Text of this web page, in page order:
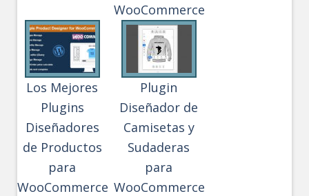
WooCommerce
Los Mejores
Plugins
Diseñadores
de Productos
para
WooCommerce
Plugin
Diseñador de
Camisetas y
Sudaderas
para
WooCommerce